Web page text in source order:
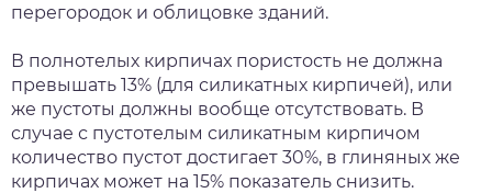
перегородок и облицовке зданий.
В полнотелых кирпичах пористость не должна
превышать 13% (для силикатных кирпичей), или
же пустоты должны вообще отсутствовать. В
случае с пустотелым силикатным кирпичом
количество пустот достигает 30%, в глиняных же
кирпичах может на 15% показатель снизить.